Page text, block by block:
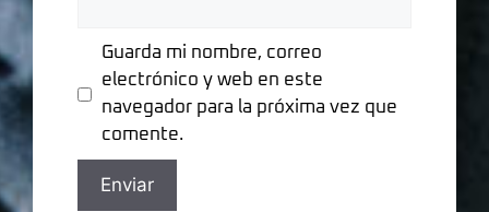
Guarda mi nombre, correo
electrónico y web en este
navegador para la próxima vez que
comente.